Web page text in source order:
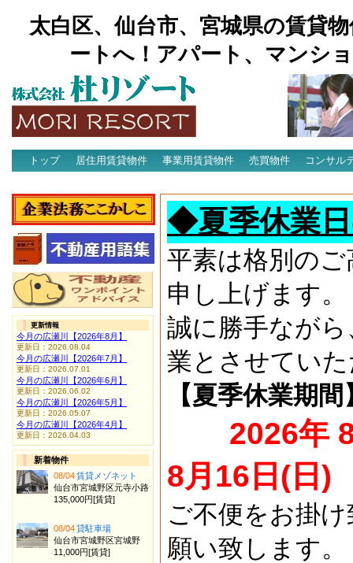
太白区、仙台市、宮城県の賃貸
ートへ！アパート、マンシ
トップ 居住用賃貸物件 事業用賃貸物件 売買物件
コンサル
◆夏季休業
平素は格別の
申し上げます。
誠に勝手なが
業とさせてい
【夏季休業期間
2026年
8月16日(日)
ご不便をお掛
願い致します。
更新情報
今月の広瀬川【2026年8月】
更新日：2026.08.04
今月の広瀬川【2026年7月】
更新日：2026.07.01
今月の広瀬川【2026年6月】
更新日：2026.06.02
今月の広瀬川【2026年5月】
更新日：2026.05.07
今月の広瀬川【2026年4月】
更新日：2026.04.03
新着物件
08/04賃貸メゾネット
仙台市宮城野区元寺小路
135,000円[賃貸]
08/04貸駐車場
仙台市宮城野区宮城野
11,000円[賃貸]